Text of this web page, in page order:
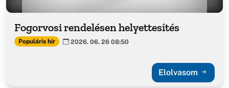
Fogorvosi rendelésen helyettesítés
Populáris hír 2026. 06. 26 08:50
Elolvasom